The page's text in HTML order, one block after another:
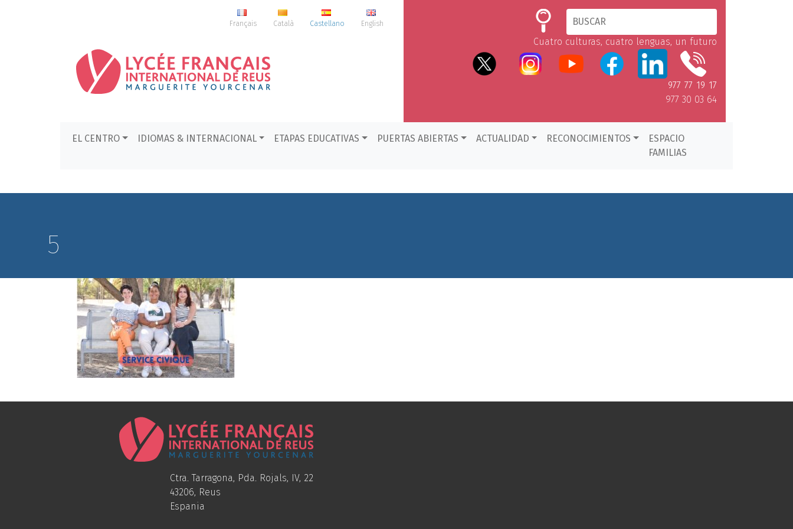
Français Català Castellano English
Cuatro culturas, cuatro lenguas, un futuro
977 77 19 17
977 30 03 64
EL CENTRO IDIOMAS & INTERNACIONAL ETAPAS EDUCATIVAS PUERTAS ABIERTAS ACTUALIDAD RECONOCIMIENTOS
ESPACIO
FAMILIAS
5
Ctra. Tarragona, Pda. Rojals, IV, 22
43206, Reus
Espania